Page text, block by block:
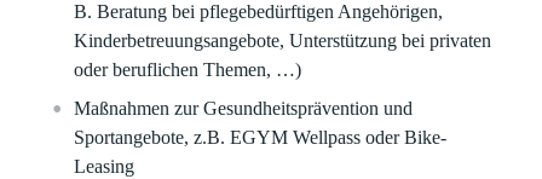
B. Beratung bei pflegebedürftigen Angehörigen,
Kinderbetreuungsangebote, Unterstützung bei privaten
oder beruflichen Themen, …)
Maßnahmen zur Gesundheitsprävention und
Sportangebote, z.B. EGYM Wellpass oder Bike-
Leasing​